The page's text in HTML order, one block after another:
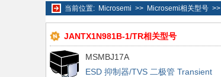
当前位置: Microsemi >> Microsemi相关型号 >>
JANTX1N981B-1/TR相关型号
MSMBJ17A
ESD 抑制器/TVS 二极管 Transient